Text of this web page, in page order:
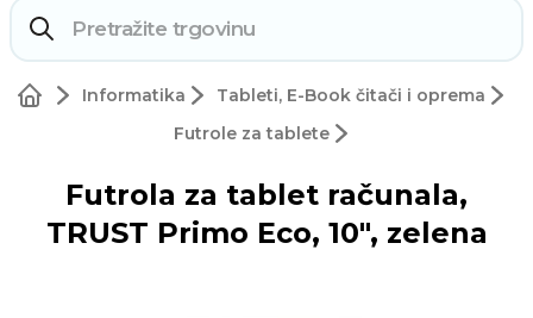
Informatika
Tableti, E-Book čitači i oprema
Futrole za tablete
Futrola za tablet računala,
TRUST Primo Eco, 10", zelena